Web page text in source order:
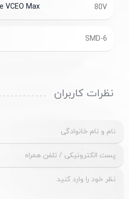
80V
VCEO Max
SMD-6
نظرات کاربران